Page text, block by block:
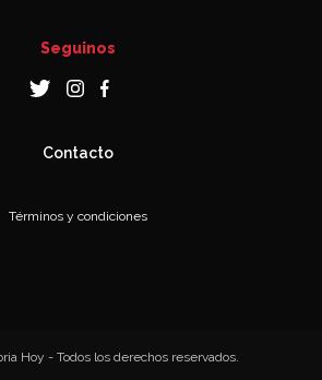
Seguinos
Contacto
Términos y condiciones
Hoy - Todos los derechos reservados.